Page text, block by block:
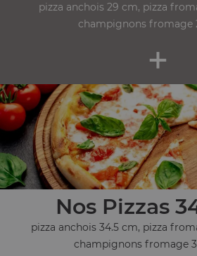
pizza anchois 29 cm, pizza
champignons fromage
+
Nos Pizzas
pizza anchois 34.5 cm, pizza
champignons fromage